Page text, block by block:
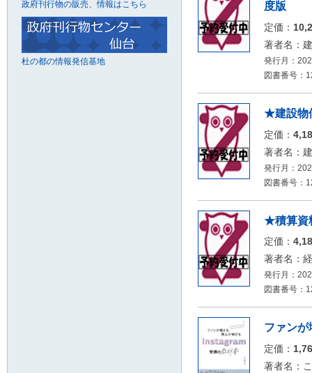
度版
定価：
著者名：
発行月：
図書番号：
★建設物
定価：
著者名：
発行月：
図書番号：
★積算資
定価：
著者名：
発行月：
図書番号：
ファン
定価：
著者名：
政府刊行物の販売、情報はこちら
杜の都の情報発信基地